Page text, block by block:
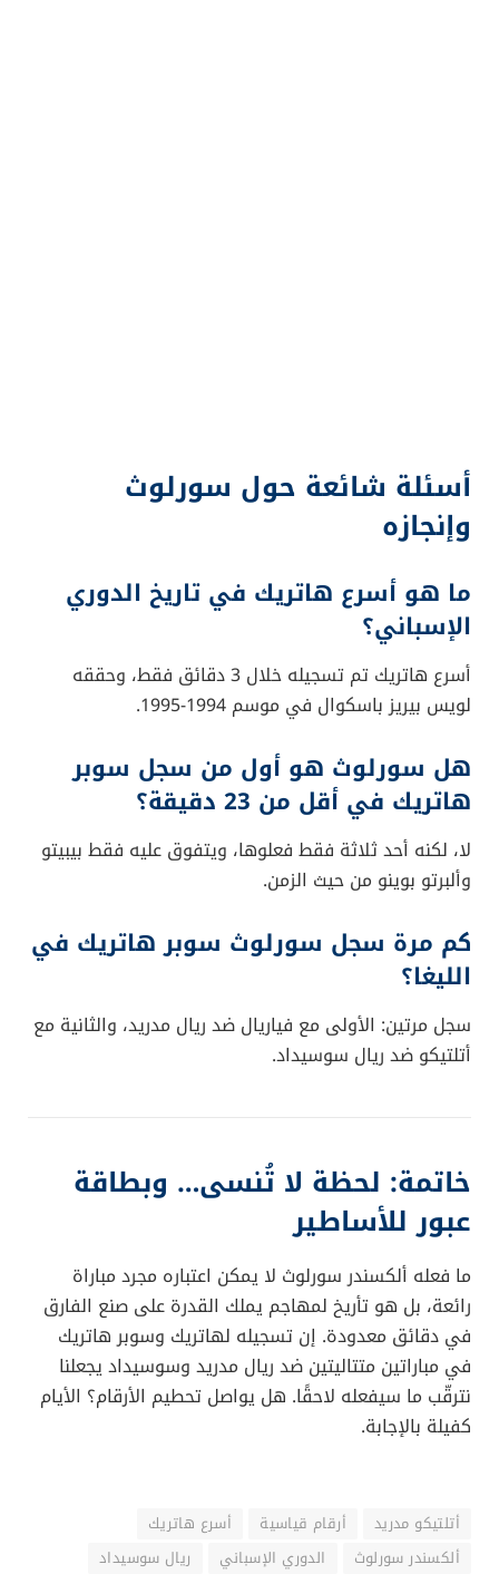
أسئلة شائعة حول سورلوث
وإنجازه
ما هو أسرع هاتريك في تاريخ الدوري
الإسباني؟
أسرع هاتريك تم تسجيله خلال 3 دقائق فقط، وحققه
لويس بيريز باسكوال في موسم 1994-1995.
هل سورلوث هو أول من سجل سوبر
هاتريك في أقل من 23 دقيقة؟
لا، لكنه أحد ثلاثة فقط فعلوها، ويتفوق عليه فقط بيبيتو
وألبرتو بوينو من حيث الزمن.
كم مرة سجل سورلوث سوبر هاتريك في
الليغا؟
سجل مرتين: الأولى مع فياريال ضد ريال مدريد، والثانية مع
أتلتيكو ضد ريال سوسيداد.
خاتمة: لحظة لا تُنسى… وبطاقة
عبور للأساطير
ما فعله ألكسندر سورلوث لا يمكن اعتباره مجرد مباراة
رائعة، بل هو تأريخ لمهاجم يملك القدرة على صنع الفارق
في دقائق معدودة. إن تسجيله لهاتريك وسوبر هاتريك
في مباراتين متتاليتين ضد ريال مدريد وسوسيداد يجعلنا
نترقّب ما سيفعله لاحقًا. هل يواصل تحطيم الأرقام؟ الأيام
كفيلة بالإجابة.
أتلتيكو مدريد أرقام قياسية
أسرع هاتريك
ألكسندر سورلوث
الدوري الإسباني
ريال سوسيداد